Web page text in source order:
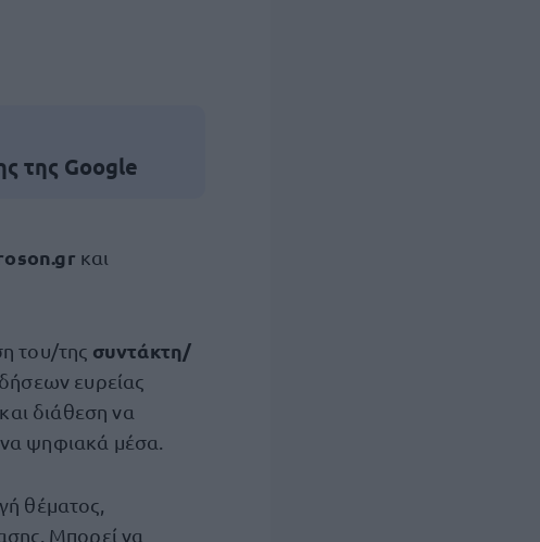
της Google
και
του/της συντάκτη/
ευρείας
διάθεση να
ψηφιακά μέσα.
θέματος,
Μπορεί να